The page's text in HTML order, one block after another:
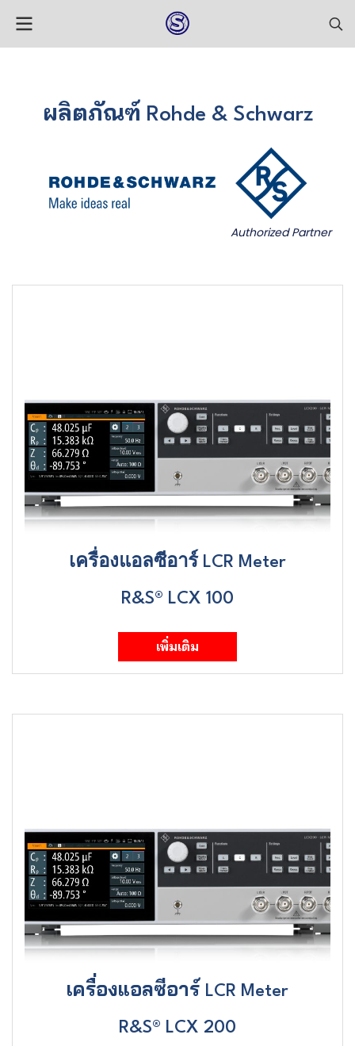
ผลิตภัณฑ์ Rohde & Schwarz
Authorized Partner
เครื่องแอลซีอาร์ LCR Meter
R&S® LCX 100
เพิ่มเติม
เครื่องแอลซีอาร์ LCR Meter
R&S® LCX 200